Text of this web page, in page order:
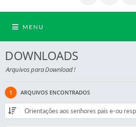
MENU
DOWNLOADS
Arquivos para Download !
1 ARQUIVOS ENCONTRADOS